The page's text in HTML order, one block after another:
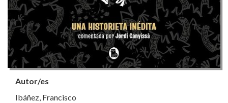
Autor/es
Ibáñez, Francisco